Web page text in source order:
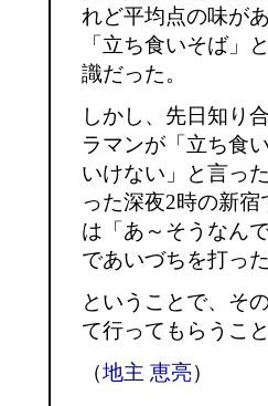
れど平均点の味が
「立ち食いそば」
識だった。
しかし、先日知り
ラマンが「立ち食
いけない」と言っ
った深夜2時の新
は「あ～そうなん
であいづちを打っ
ということで、そ
て行ってもらうこと
（地主 恵亮）